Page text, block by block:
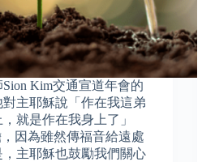
Kim交通宣道年會的
主耶穌說「作在我這弟
就是作在我身上了」
因為雖然傳福音給遠處
主耶穌也鼓勵我們關心